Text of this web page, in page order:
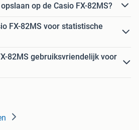
op de Casio FX-82MS?
FX-82MS voor statistische
82MS gebruiksvriendelijk voor